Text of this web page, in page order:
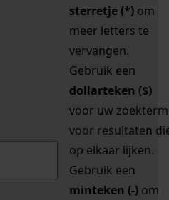
sterretje (*) om
meer letters te
vervangen.
Gebruik een
dollarteken ($)
voor uw zoekterm
voor resultaten
op elkaar lijken.
Gebruik een
minteken (-) om